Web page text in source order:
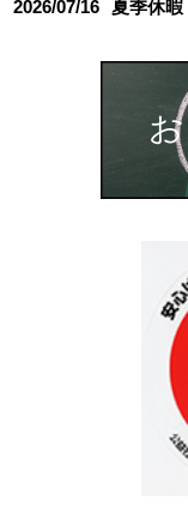
2026/07/16 夏季休暇